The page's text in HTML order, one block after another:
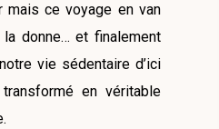
mais ce voyage en van
donne… et finalement
vie sédentaire d’ici
en véritable